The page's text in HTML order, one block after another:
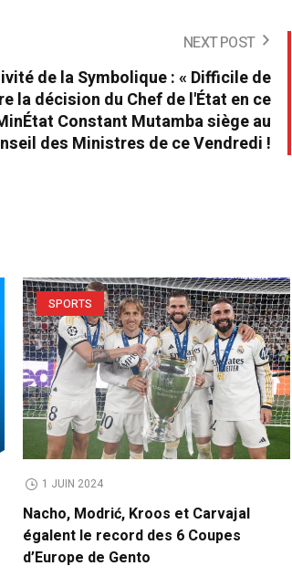
NEXT POST
de la Symbolique : « Difficile de
la décision du Chef de l'État en ce
Constant Mutamba siège au
des Ministres de ce Vendredi !
SPORTS
1 JUIN 2024
Nacho, Modrić, Kroos et Carvajal
égalent le record des 6 Coupes
d’Europe de Gento